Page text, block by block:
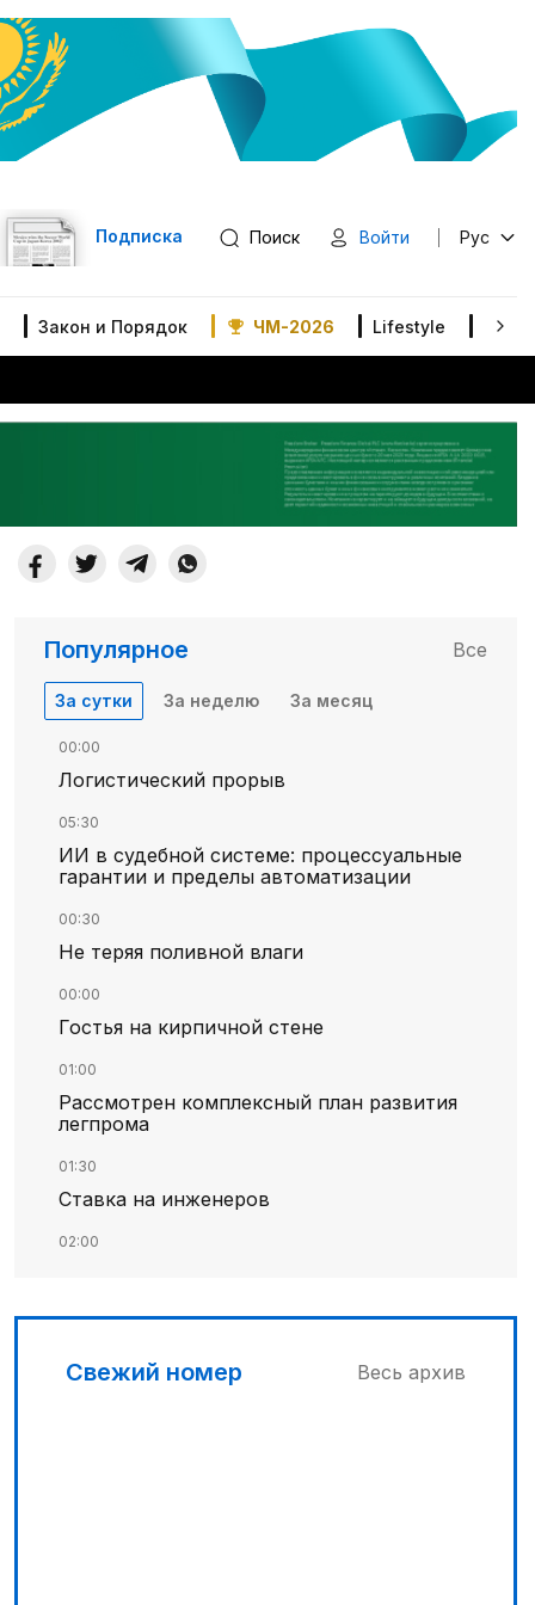
Подписка Поиск Войти Рус
Закон и Порядок ЧМ-2026 Lifestyle В
Популярное Все
За сутки За неделю За месяц
00:00
Логистический прорыв
05:30
ИИ в судебной системе: процессуальные
гарантии и пределы автоматизации
00:30
Не теряя поливной влаги
00:00
Гостья на кирпичной стене
01:00
Рассмотрен комплексный план развития
легпрома
01:30
Ставка на инженеров
02:00
02:30
Свежий номер Весь архив